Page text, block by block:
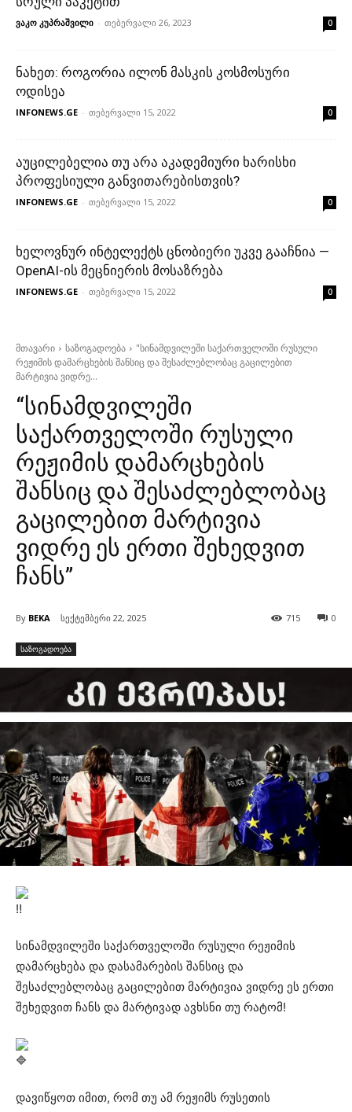
ვაკო კუპრაშვილი - თებერვალი 26, 2023 0
ნახეთ: როგორია ილონ მასკის კოსმოსური
ოდისეა
INFONEWS.GE - თებერვალი 15, 2022 0
აუცილებელია თუ არა აკადემიური ხარისხი
პროფესიული განვითარებისთვის?
INFONEWS.GE - თებერვალი 15, 2022 0
ხელოვნურ ინტელექტს ცნობიერი უკვე გააჩნია —
OpenAI-ის მეცნიერის მოსაზრება
INFONEWS.GE - თებერვალი 15, 2022 0